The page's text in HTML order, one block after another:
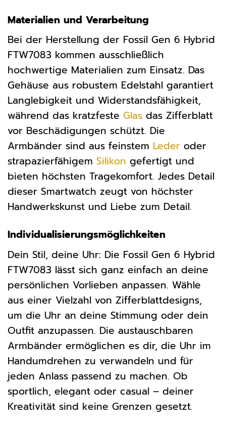
Materialien und Verarbeitung
Bei der Herstellung der Fossil Gen 6 Hybrid
FTW7083 kommen ausschließlich
hochwertige Materialien zum Einsatz. Das
Gehäuse aus robustem Edelstahl garantiert
Langlebigkeit und Widerstandsfähigkeit,
während das kratzfeste Glas das Zifferblatt
vor Beschädigungen schützt. Die
Armbänder sind aus feinstem Leder oder
strapazierfähigem Silikon gefertigt und
bieten höchsten Tragekomfort. Jedes Detail
dieser Smartwatch zeugt von höchster
Handwerkskunst und Liebe zum Detail.
Individualisierungsmöglichkeiten
Dein Stil, deine Uhr: Die Fossil Gen 6 Hybrid
FTW7083 lässt sich ganz einfach an deine
persönlichen Vorlieben anpassen. Wähle
aus einer Vielzahl von Zifferblattdesigns,
um die Uhr an deine Stimmung oder dein
Outfit anzupassen. Die austauschbaren
Armbänder ermöglichen es dir, die Uhr im
Handumdrehen zu verwandeln und für
jeden Anlass passend zu machen. Ob
sportlich, elegant oder casual – deiner
Kreativität sind keine Grenzen gesetzt.